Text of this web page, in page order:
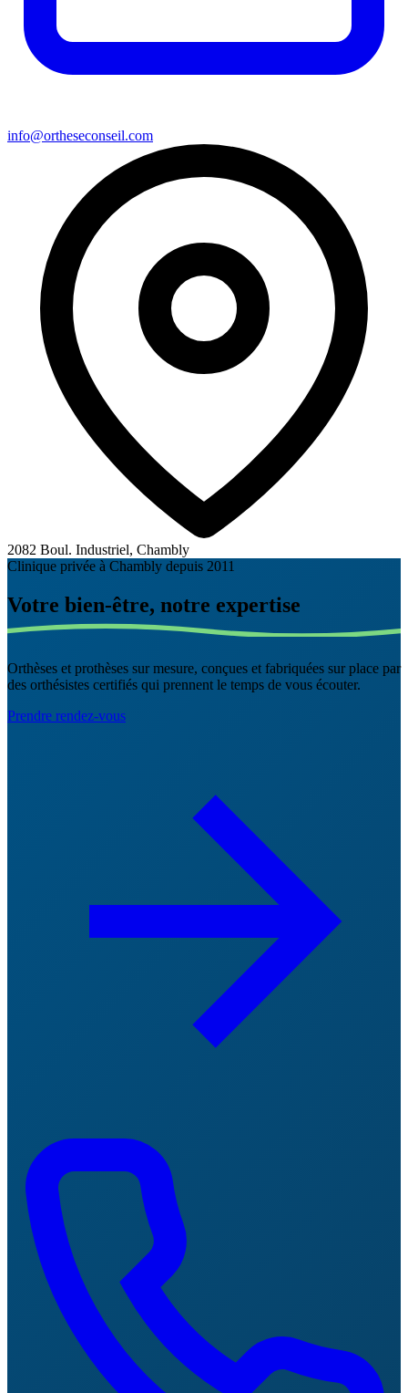
info@ortheseconseil.com
2082 Boul. Industriel, Chambly
Clinique privée à Chambly depuis 2011
Votre bien-être, notre expertise
Orthèses et prothèses sur mesure, conçues et fabriquées sur place par
des orthésistes certifiés qui prennent le temps de vous écouter.
Prendre rendez-vous